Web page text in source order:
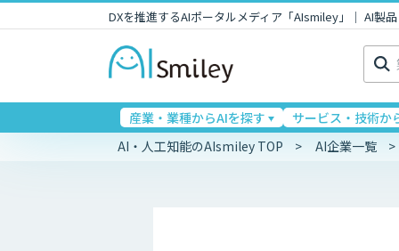
DXを推進するAIポータルメディア「AIsmiley」｜ AI製
検
索:
産業・業種からAIを探す
サービス・技術か
AI・人工知能のAIsmiley TOP
AI企業一覧